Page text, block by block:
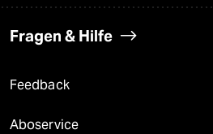
Fragen & Hilfe
Feedback
Aboservice